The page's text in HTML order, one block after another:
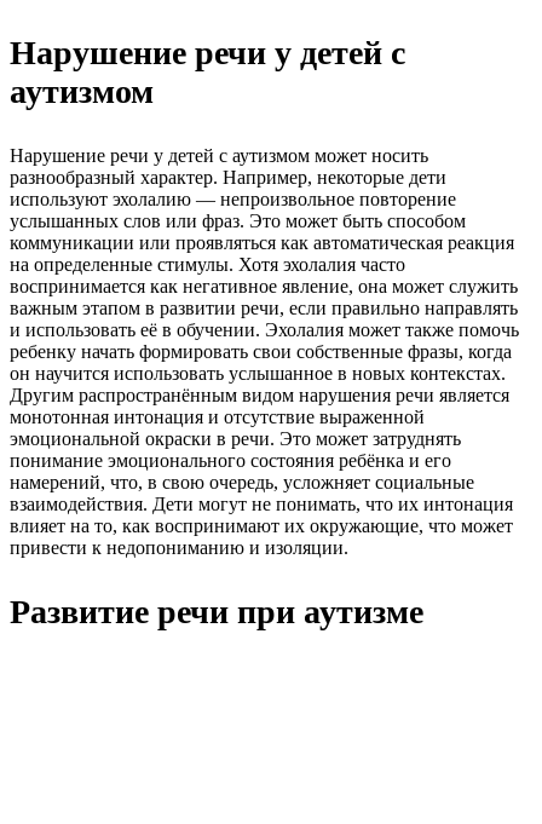
Нарушение речи у детей с
аутизмом
Нарушение речи у детей с аутизмом может носить
разнообразный характер. Например, некоторые дети
используют эхолалию — непроизвольное повторение
услышанных слов или фраз. Это может быть способом
коммуникации или проявляться как автоматическая реакция
на определенные стимулы. Хотя эхолалия часто
воспринимается как негативное явление, она может служить
важным этапом в развитии речи, если правильно направлять
и использовать её в обучении. Эхолалия может также помочь
ребенку начать формировать свои собственные фразы, когда
он научится использовать услышанное в новых контекстах.
Другим распространённым видом нарушения речи является
монотонная интонация и отсутствие выраженной
эмоциональной окраски в речи. Это может затруднять
понимание эмоционального состояния ребёнка и его
намерений, что, в свою очередь, усложняет социальные
взаимодействия. Дети могут не понимать, что их интонация
влияет на то, как воспринимают их окружающие, что может
привести к недопониманию и изоляции.
Развитие речи при аутизме